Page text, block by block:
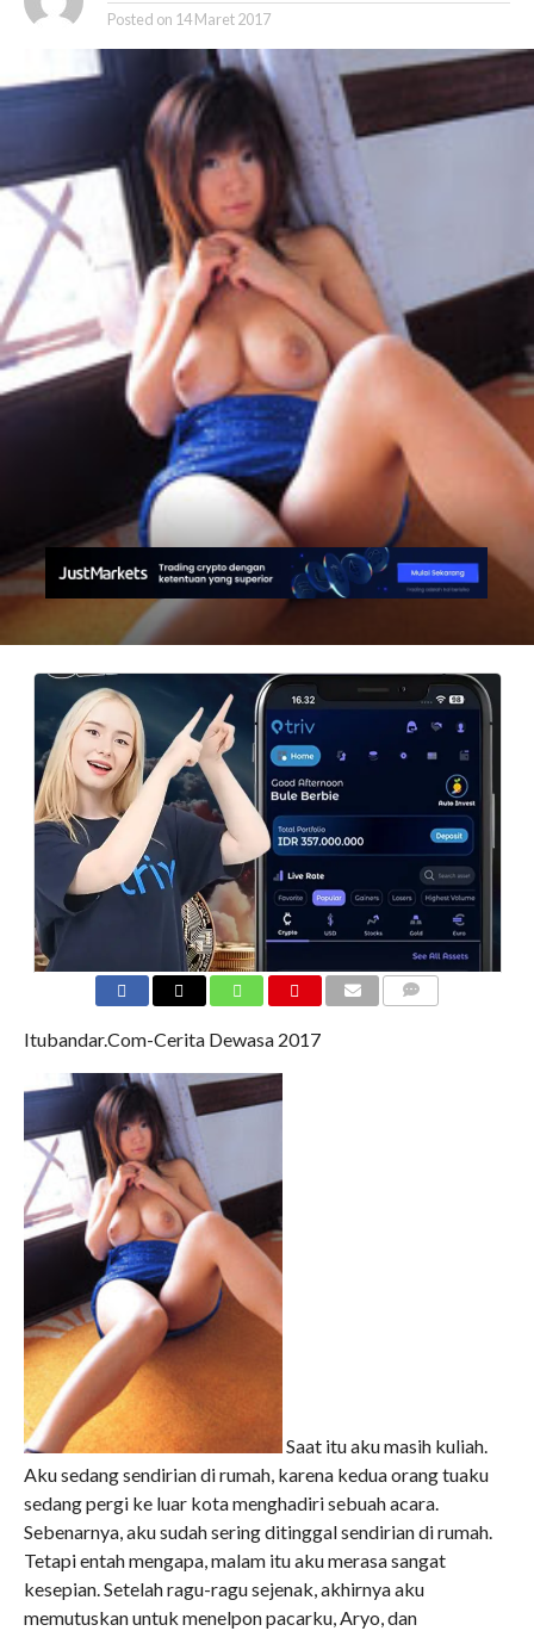
Posted on 14 Maret 2017
Itubandar.Com-Cerita Dewasa 2017
Saat itu aku masih kuliah.
Aku sedang sendirian di rumah, karena kedua orang tuaku
sedang pergi ke luar kota menghadiri sebuah acara.
Sebenarnya, aku sudah sering ditinggal sendirian di rumah.
Tetapi entah mengapa, malam itu aku merasa sangat
kesepian. Setelah ragu-ragu sejenak, akhirnya aku
memutuskan untuk menelpon pacarku, Aryo, dan